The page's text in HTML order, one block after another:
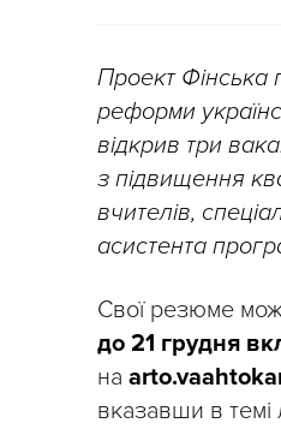
Проект Фінська
реформи
відкрив три
з підвищення
вчителів,
асистента
Свої резюме
до 21 грудня
на
вказавши в темі